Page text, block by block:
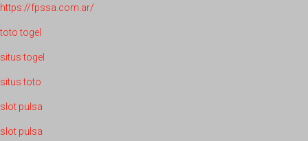
https://fpssa.com.ar/
toto togel
situs togel
situs toto
slot pulsa
slot pulsa